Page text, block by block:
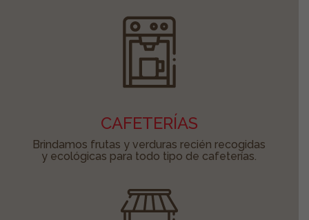
CAFETERÍAS
Brindamos frutas y verduras recién recogidas
y ecológicas para todo tipo de cafeterías.